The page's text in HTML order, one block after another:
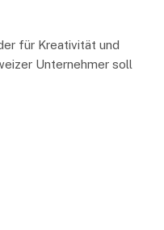
für Kreativität und
Unternehmer soll